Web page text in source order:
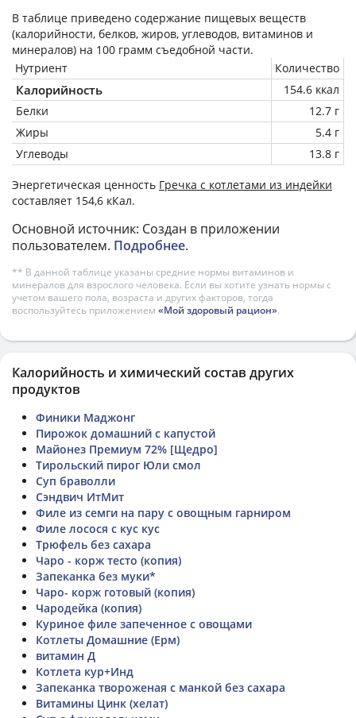
В таблице приведено содержание пищевых веществ
(калорийности, белков, жиров, углеводов, витаминов и
минералов) на 100 грамм съедобной части.
Нутриент
Количество
Калорийность
154.6 ккал
Белки
12.7 г
Жиры
5.4 г
Углеводы
13.8 г
Энергетическая ценность Гречка с котлетами из индейки
составляет 154,6 кКал.
Основной источник: Создан в приложении
пользователем. Подробнее.
** В данной таблице указаны средние нормы витаминов и
минералов для взрослого человека. Если вы хотите узнать нормы с
учетом вашего пола, возраста и других факторов, тогда
воспользуйтесь приложением «Мой здоровый рацион».
Калорийность и химический состав других
продуктов
Финики Маджонг
Пирожок домашний с капустой
Майонез Премиум 72% [Щедро]
Тирольский пирог Юли смол
Суп браволли
Сэндвич ИтМит
Филе из семги на пару с овощным гарниром
Филе лосося с кус кус
Трюфель без сахара
Чаро - корж тесто (копия)
Запеканка без муки*
Чаро- корж готовый (копия)
Чародейка (копия)
Куриное филе запеченное с овощами
Котлеты Домашние (Ерм)
витамин Д
Котлета кур+Инд
Запеканка твороженая с манкой без сахара
Витамины Цинк (хелат)